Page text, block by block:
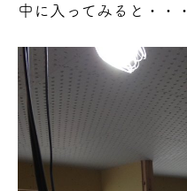
中に入ってみると・・・